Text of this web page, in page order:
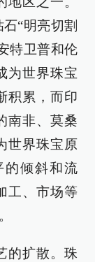
“明亮切割
特卫普和伦
为世界珠宝
积累，而印
南非、莫桑
世界珠宝原
的倾斜和流
工、市场等
的扩散。珠